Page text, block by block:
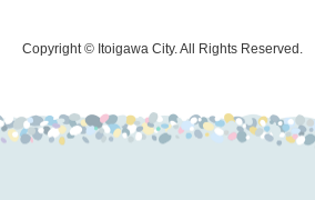
Copyright © Itoigawa City. All Rights Reserved.